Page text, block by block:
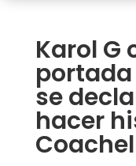
Karol G
portada
se
hacer